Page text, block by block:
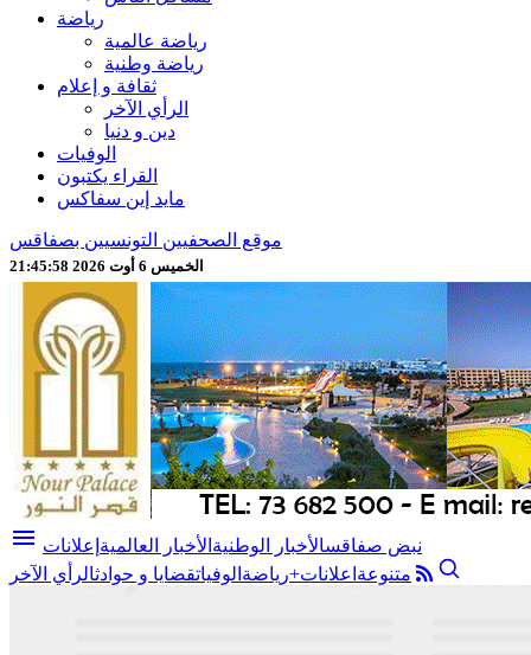
رياضة
رياضة عالمية
رياضة وطنية
ثقافة و إعلام
الرأي الآخر
دين و دنيا
الوفيات
القراء يكتبون
مايد إين سفاكس
موقع الصحفيين التونسيين بصفاقس
الخميس 6 أوت 2026 21:46:00
menu نبض صفاقسالأخبار الوطنية الأخبار العالمية إعلانات
متنوعة اعلانات+رياضة الوفياتقضايا و حوادثالرأي الآخر